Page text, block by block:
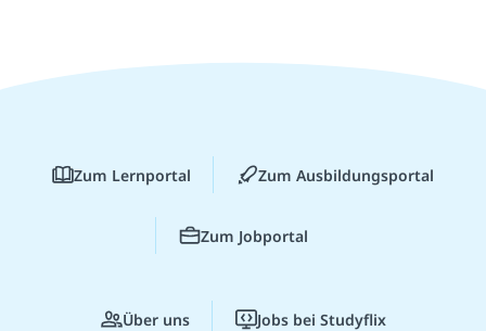
Zum Lernportal Zum Ausbildungsportal
Zum Jobportal
Über uns Jobs bei Studyflix